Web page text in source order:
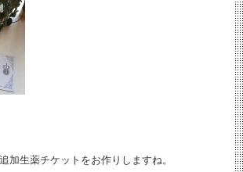
加生薬チケットをお作りしますね。